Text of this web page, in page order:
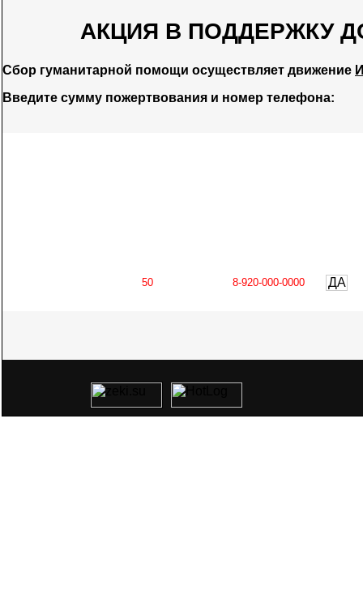
АКЦИЯ В ПОДДЕРЖКУ
Сбор гуманитарной помощи осуществляет движение
Введите сумму пожертвования и номер телефона:
ДА